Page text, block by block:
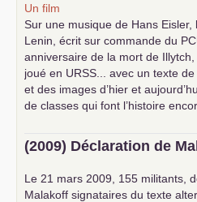
Un film
Sur une musique de Hans Eisler,
Lenin, écrit sur commande du
anniversaire de la mort de
joué en URSS ... avec un texte
et des images d’hier et
de classes qui font l’histoire
(2009) Déclaration de
Le 21 mars 2009, 155 militants,
Malakoff signataires du texte